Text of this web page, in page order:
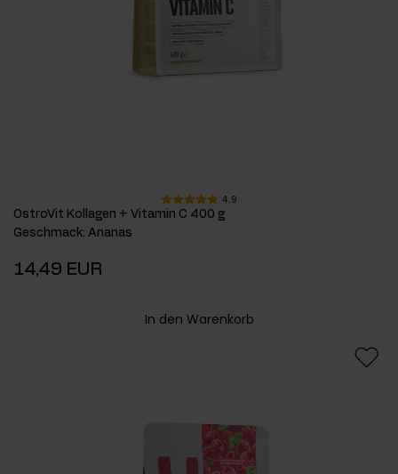
4.9
OstroVit Kollagen + Vitamin C 400 g
Geschmack: Ananas
14,49 EUR
In den Warenkorb